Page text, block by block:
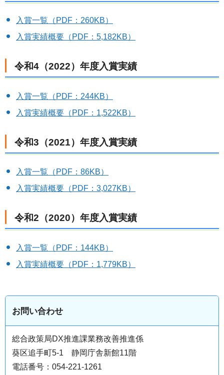
入賞一覧（PDF：260KB）
入賞実績概要（PDF：5,182KB）
令和4（2022）年度入賞実績
入賞一覧（PDF：244KB）
入賞実績概要（PDF：1,522KB）
令和3（2021）年度入賞実績
入賞一覧（PDF：86KB）
入賞実績概要（PDF：3,027KB）
令和2（2020）年度入賞実績
入賞一覧（PDF：144KB）
入賞実績概要（PDF：1,779KB）
お問い合わせ
総合政策局DX推進課業務改善推進係
葵区追手町5-1 静岡庁舎新館11階
電話番号：054-221-1261